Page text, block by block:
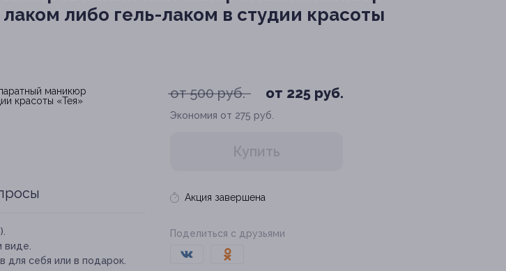
либо гель-лаком в студии красоты
от 500 руб. от 225 руб.
Экономия от 275 руб.
Купить
Акция завершена
Поделиться с друзьями
виде.
для себя или в подарок.